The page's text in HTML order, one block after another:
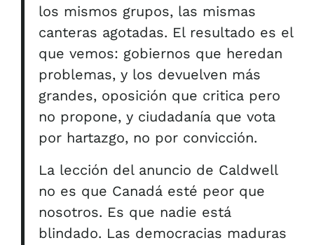
los mismos grupos, las mismas
canteras agotadas. El resultado es el
que vemos: gobiernos que heredan
problemas, y los devuelven más
grandes, oposición que critica pero
no propone, y ciudadanía que vota
por hartazgo, no por convicción.
La lección del anuncio de Caldwell
no es que Canadá esté peor que
nosotros. Es que nadie está
blindado. Las democracias maduras